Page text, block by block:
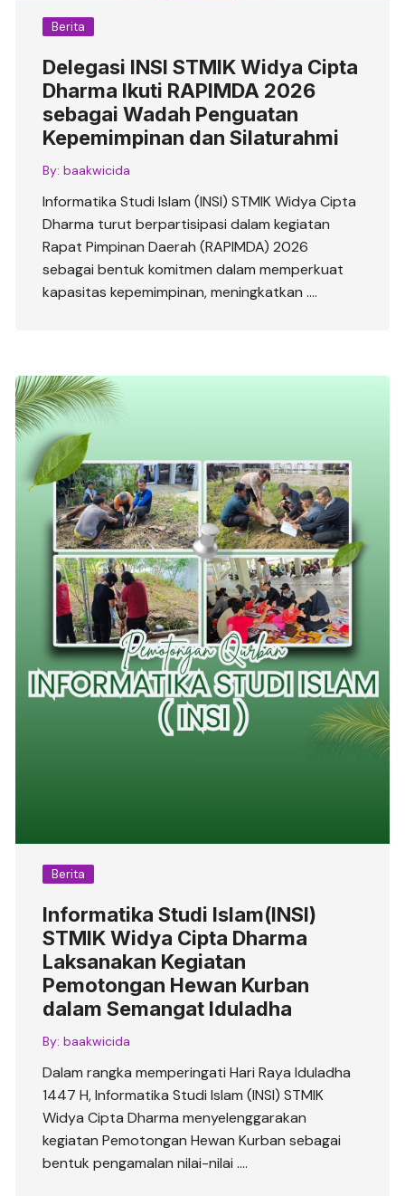
Berita
Delegasi INSI STMIK Widya Cipta
Dharma Ikuti RAPIMDA 2026
sebagai Wadah Penguatan
Kepemimpinan dan Silaturahmi
By: baakwicida
Informatika Studi Islam (INSI) STMIK Widya Cipta
Dharma turut berpartisipasi dalam kegiatan
Rapat Pimpinan Daerah (RAPIMDA) 2026
sebagai bentuk komitmen dalam memperkuat
kapasitas kepemimpinan, meningkatkan ….
Berita
Informatika Studi Islam(INSI)
STMIK Widya Cipta Dharma
Laksanakan Kegiatan
Pemotongan Hewan Kurban
dalam Semangat Iduladha
By: baakwicida
Dalam rangka memperingati Hari Raya Iduladha
1447 H, Informatika Studi Islam (INSI) STMIK
Widya Cipta Dharma menyelenggarakan
kegiatan Pemotongan Hewan Kurban sebagai
bentuk pengamalan nilai-nilai ….